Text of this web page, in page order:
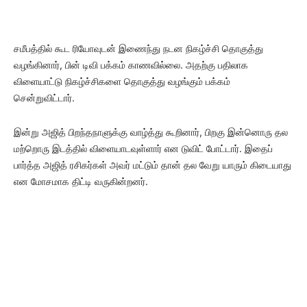
சமீபத்தில் கூட ரியோவுடன் இணைந்து நடன நிகழ்ச்சி தொகுத்து
வழங்கினார், பின் டிவி பக்கம் காணவில்லை. அதற்கு பதிலாக
விளையாட்டு நிகழ்ச்சிகளை தொகுத்து வழங்கும் பக்கம்
சென்றுவிட்டார்.
இன்று அஜித் பிறந்தநாளுக்கு வாழ்த்து கூறினார், பிறகு இன்னொரு தல
மற்றொரு இடத்தில் விளையாடவுள்ளார் என டுவிட் போட்டார். இதைப்
பார்த்த அஜித் ரசிகர்கள் அவர் மட்டும் தான் தல வேறு யாரும் கிடையாது
என மோசமாக திட்டி வருகின்றனர்.